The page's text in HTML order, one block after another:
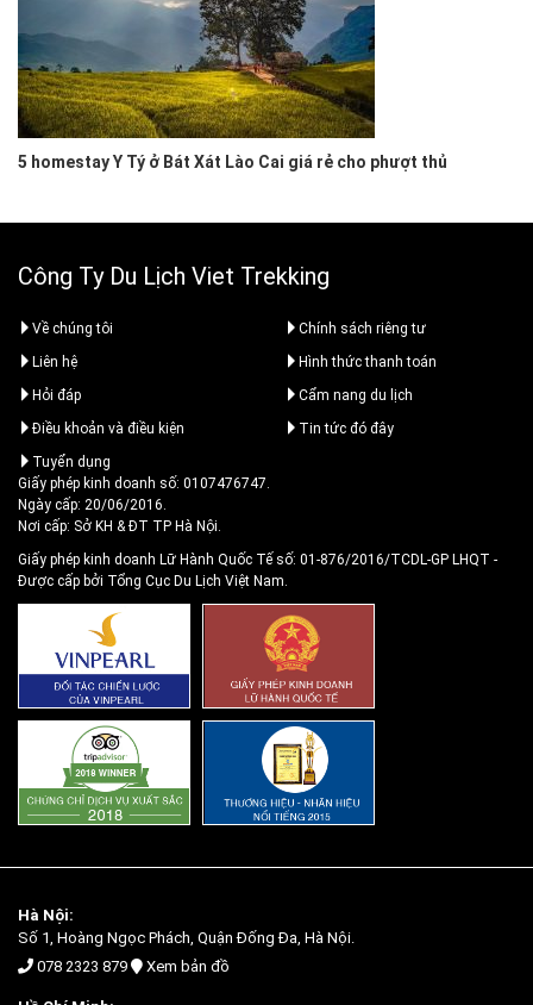
5 homestay Y Tý ở Bát Xát Lào Cai giá rẻ cho phượt thủ
Công Ty Du Lịch Viet Trekking
Về chúng tôi
Chính sách riêng tư
Liên hệ
Hình thức thanh toán
Hỏi đáp
Cẩm nang du lịch
Điều khoản và điều kiện
Tin tức đó đây
Tuyển dụng
Giấy phép kinh doanh số: 0107476747.
Ngày cấp: 20/06/2016.
Nơi cấp: Sở KH & ĐT TP Hà Nội.
Giấy phép kinh doanh Lữ Hành Quốc Tế số: 01-876/2016/TCDL-GP LHQT -
Được cấp bởi Tổng Cục Du Lịch Việt Nam.
Hà Nội:
Số 1, Hoàng Ngọc Phách, Quận Đống Đa, Hà Nội.
078 2323 879
Xem bản đồ